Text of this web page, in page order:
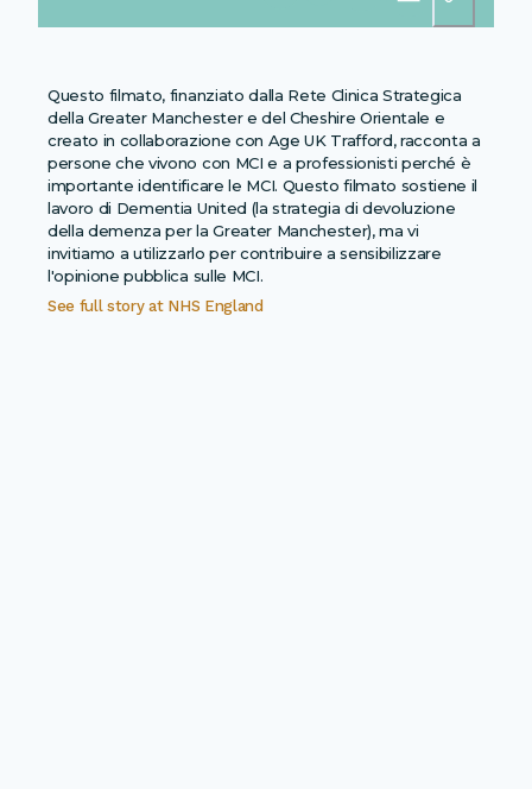
Questo filmato, finanziato dalla Rete Clinica Strategica
della Greater Manchester e del Cheshire Orientale e
creato in collaborazione con Age UK Trafford, racconta a
persone che vivono con MCI e a professionisti perché è
importante identificare le MCI. Questo filmato sostiene il
lavoro di Dementia United (la strategia di devoluzione
della demenza per la Greater Manchester), ma vi
invitiamo a utilizzarlo per contribuire a sensibilizzare
l'opinione pubblica sulle MCI.
See full story atNHS England